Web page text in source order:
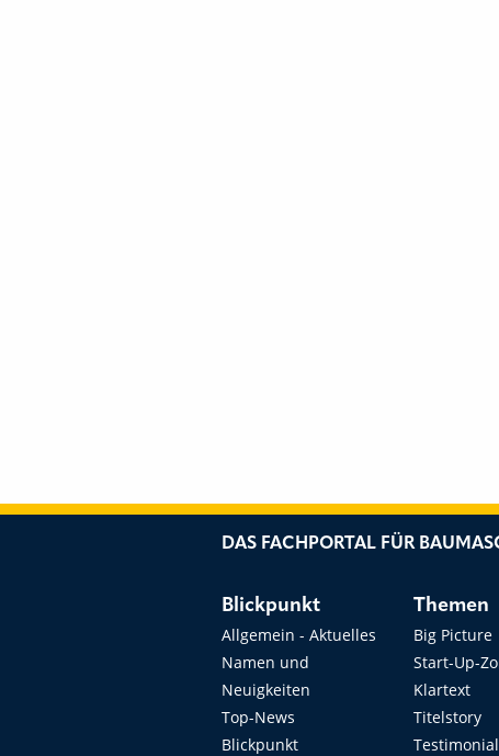
DAS FACHPORTAL FÜR
Blickpunkt
Allgemein - Aktuelles
Namen und
Neuigkeiten
Top-News
Blickpunkt
Themen
Big Picture
Start-Up-
Klartext
Titelstory
Testimonial